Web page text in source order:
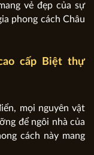
vẻ đẹp của sự
phong cách Châu
cấp Biệt thự
mọi nguyên vật
để ngôi nhà của
cách này mang